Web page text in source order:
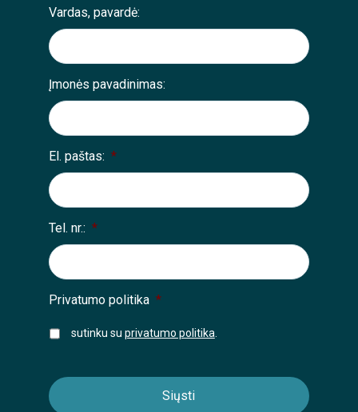
Vardas, pavardė:
Įmonės pavadinimas:
El. paštas: *
Tel. nr.: *
Privatumo politika *
sutinku su privatumo politika